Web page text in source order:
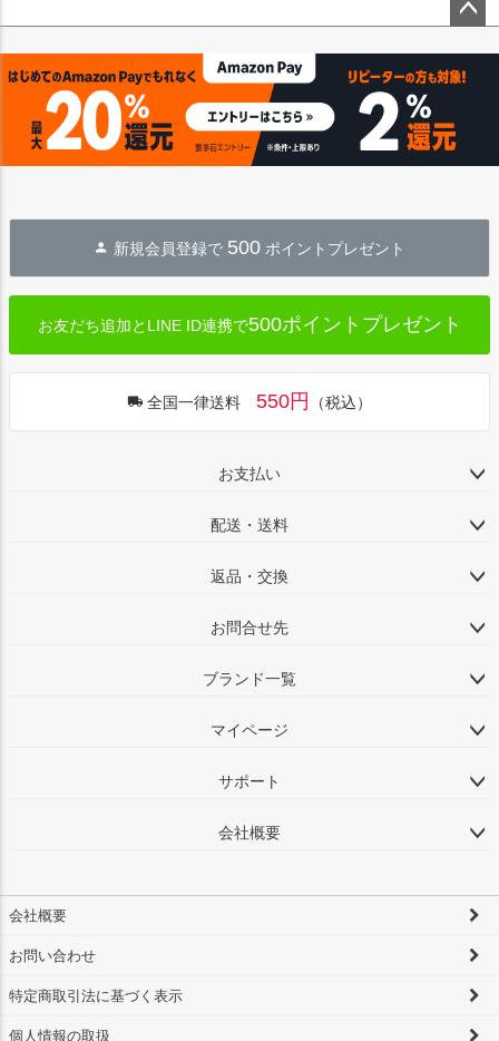
ップ
新規会員登録で 500 ポイントプレゼント
お友だち追加とLINE ID連携で500ポイントプレゼント
全国一律送料 550円 （税込）
お支払い
配送・送料
返品・交換
お問合せ先
ブランド一覧
マイページ
サポート
会社概要
会社概要
お問い合わせ
特定商取引法に基づく表示
個人情報の取扱